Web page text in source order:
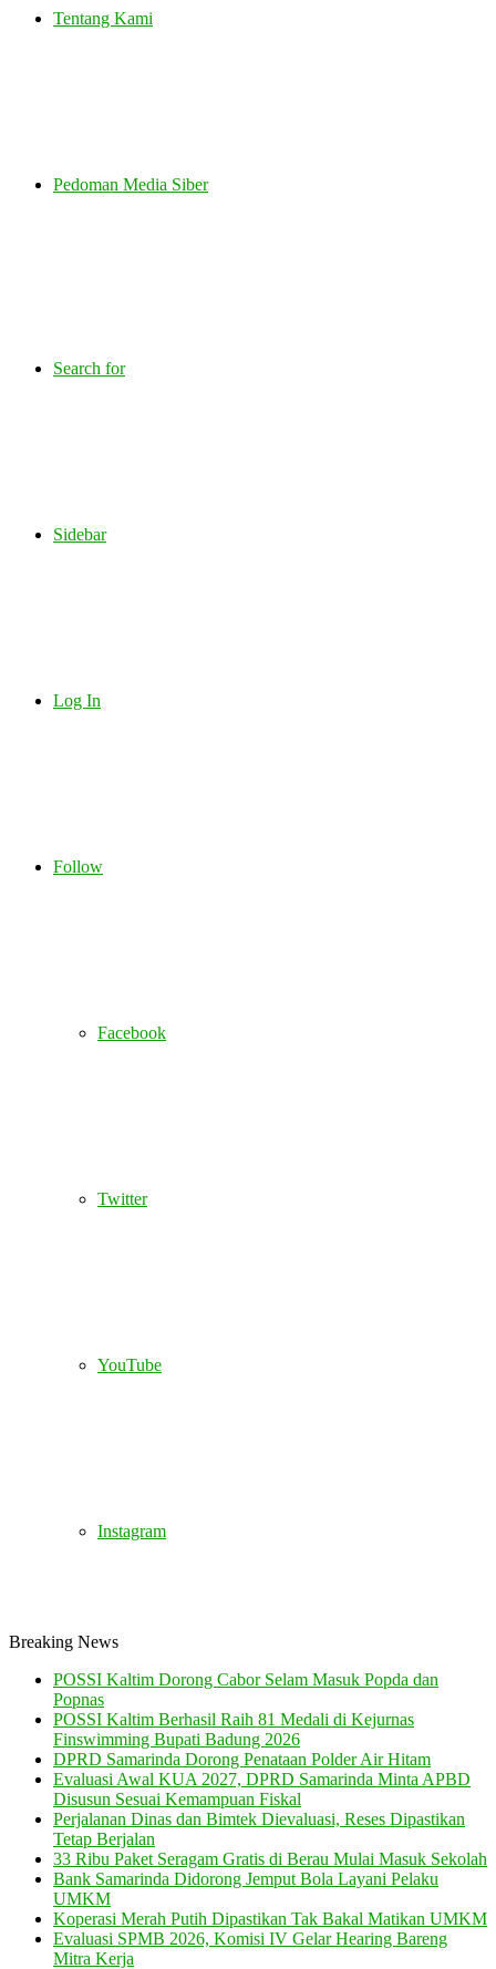
Tentang Kami
Pedoman Media Siber
Search for
Sidebar
Log In
Follow
Facebook
Twitter
YouTube
Instagram
Breaking News
POSSI Kaltim Dorong Cabor Selam Masuk Popda dan
Popnas
POSSI Kaltim Berhasil Raih 81 Medali di Kejurnas
Finswimming Bupati Badung 2026
DPRD Samarinda Dorong Penataan Polder Air Hitam
Evaluasi Awal KUA 2027, DPRD Samarinda Minta APBD
Disusun Sesuai Kemampuan Fiskal
Perjalanan Dinas dan Bimtek Dievaluasi, Reses Dipastikan
Tetap Berjalan
33 Ribu Paket Seragam Gratis di Berau Mulai Masuk Sekolah
Bank Samarinda Didorong Jemput Bola Layani Pelaku
UMKM
Koperasi Merah Putih Dipastikan Tak Bakal Matikan UMKM
Evaluasi SPMB 2026, Komisi IV Gelar Hearing Bareng
Mitra Kerja